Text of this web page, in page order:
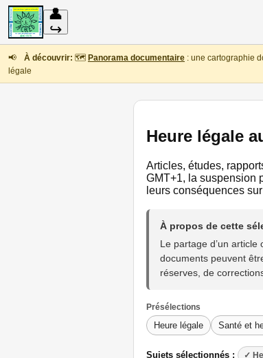
👤
↪
📢 À découvrir: 🗺️ Panorama documentaire : une cartographie
légale
Heure légale
Articles, études,
GMT+1, la suspension
leurs conséquences
À propos de cette
Le partage d’un article
documents peuvent
réserves, de
Présélections
Heure légale Santé et
Sujets sélectionnés : ✓